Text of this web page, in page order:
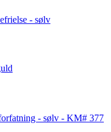
- sølv
- sølv - KM# 377